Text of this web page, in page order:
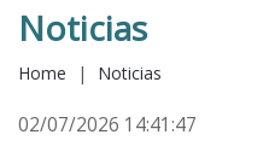
Noticias
Home | Noticias
02/07/2026 14:41:47